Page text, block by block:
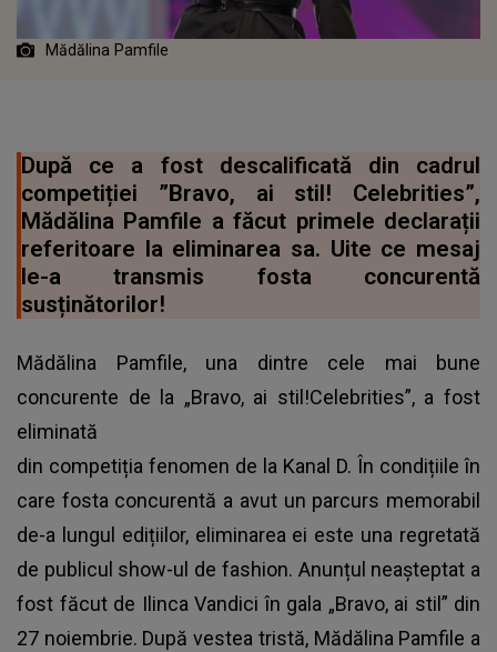
Mădălina Pamfile
După ce a fost descalificată din cadrul
competiției ”Bravo, ai stil! Celebrities”,
Mădălina Pamfile a făcut primele declarații
referitoare la eliminarea sa. Uite ce mesaj
le-a transmis fosta concurentă
susținătorilor!
Mădălina Pamfile, una dintre cele mai bune
concurente de la „Bravo, ai stil!Celebrities”, a fost
eliminată
din competiția fenomen de la Kanal D. În condițiile în
care fosta concurentă a avut un parcurs memorabil
de-a lungul edițiilor, eliminarea ei este una regretată
de publicul show-ul de fashion. Anunțul neașteptat a
fost făcut de Ilinca Vandici în gala „Bravo, ai stil” din
27 noiembrie. După vestea tristă, Mădălina Pamfile a